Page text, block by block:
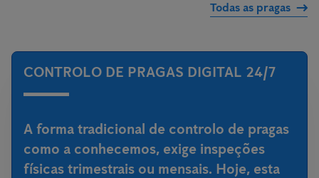
Todas as pragas
CONTROLO DE PRAGAS DIGITAL 24/7
A forma tradicional de controlo de pragas
como a conhecemos, exige inspeções
físicas trimestrais ou mensais. Hoje, esta